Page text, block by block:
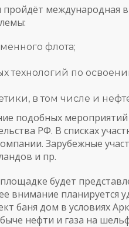
пройдёт международная
флота;
технологий по
в том числе и
подобных
РФ. В списках
Зарубежные
и пр.
будет
внимание планируется
баня дом в условиях
нефти и газа на